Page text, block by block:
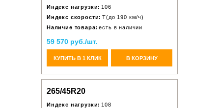
Индекс нагрузки: 106
Индекс скорости: T(до 190 км/ч)
Наличие товара: есть в наличии
59 570 руб./шт.
КУПИТЬ В 1 КЛИК В КОРЗИНУ
265/45R20
Индекс нагрузки: 108